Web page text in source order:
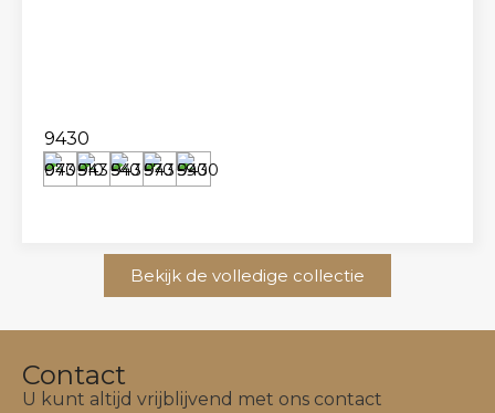
9430
Bekijk de volledige collectie
Contact
U kunt altijd vrijblijvend met ons contact